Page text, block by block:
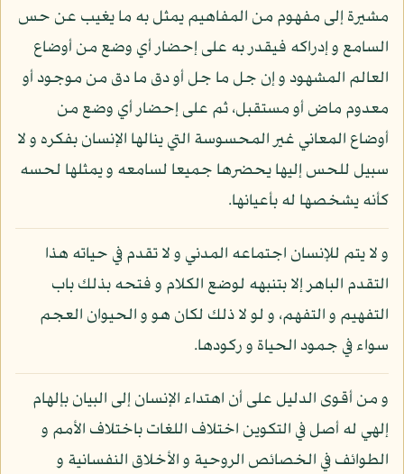
مشيرة إلى مفهوم من المفاهيم يمثل به ما يغيب عن حس
السامع و إدراكه فيقدر به على إحضار أي وضع من أوضاع
العالم المشهود و إن جل ما جل أو دق ما دق من موجود أو
معدوم ماض أو مستقبل، ثم على إحضار أي وضع من
أوضاع المعاني غير المحسوسة التي ينالها الإنسان بفكره و لا
سبيل للحس إليها يحضرها جميعا لسامعه و يمثلها لحسه
كأنه يشخصها له بأعيانها.
و لا يتم للإنسان اجتماعه المدني و لا تقدم في حياته هذا
التقدم الباهر إلا بتنبهه لوضع الكلام و فتحه بذلك باب
التفهيم و التفهم، و لو لا ذلك لكان هو و الحيوان العجم
سواء في جمود الحياة و ركودها.
و من أقوى الدليل على أن اهتداء الإنسان إلى البيان بإلهام
إلهي له أصل في التكوين اختلاف اللغات باختلاف الأمم و
الطوائف في الخصائص الروحية و الأخلاق النفسانية و